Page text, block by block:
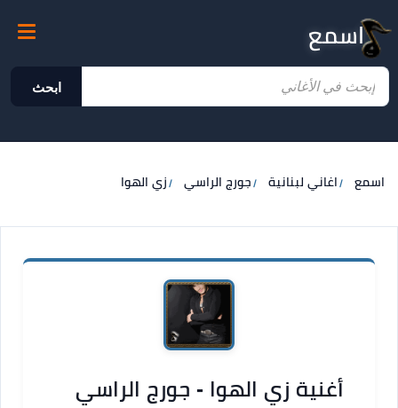
اسمع
ابحث
اسمع اغاني لبنانية جورج الراسي زي الهوا
أغنية زي الهوا - جورج الراسي